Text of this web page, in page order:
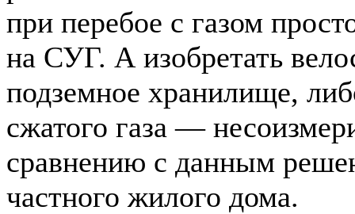
при перебое с газом
на СУГ. А изобретать
подземное хранилище,
сжатого газа —
сравнению с данным
частного жилого дома.